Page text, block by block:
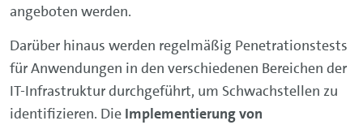
angeboten werden.
Darüber hinaus werden regelmäßig Penetrationstests
für Anwendungen in den verschiedenen Bereichen der
IT-Infrastruktur durchgeführt, um Schwachstellen zu
identifizieren. Die Implementierung von